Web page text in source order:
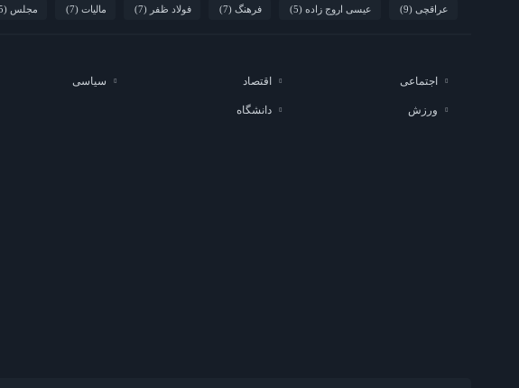
عراقچی (9) عیسی اروج زاده (5) فرهنگ (7) فولاد ظفر (7) مالیات (7) مجلس (5)
اجتماعی اقتصاد سیاسی
ورزش دانشگاه